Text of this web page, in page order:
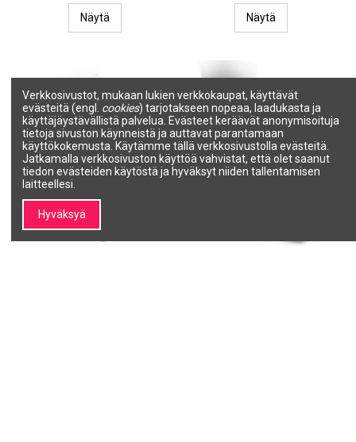
Näytä
Näytä
Verkkosivustot, mukaan lukien verkkokaupat, käyttävät
evästeitä (engl. cookies) tarjotakseen nopeaa, laadukasta ja
käyttäjäystävällistä palvelua. Evästeet keräävät anonymisoituja
tietoja sivuston käynneistä ja auttavat parantamaan
käyttökokemusta. Käytämme tällä verkkosivustolla evästeitä.
Jatkamalla verkkosivuston käyttöä vahvistat, että olet saanut
tiedon evästeiden käytöstä ja hyväksyt niiden tallentamisen
laitteellesi.
Hyväksyä